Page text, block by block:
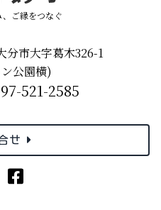
ご縁をつなぐ
分市大字葛木326-1
公園横)
521-2585
せ